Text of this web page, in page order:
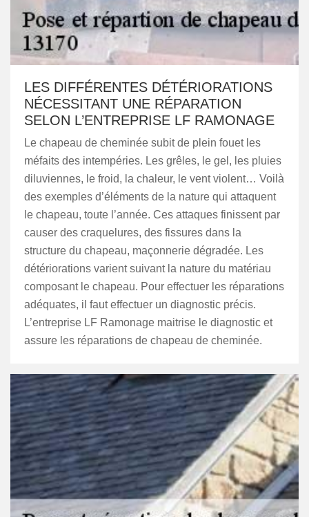
LES DIFFÉRENTES DÉTÉRIORATIONS
NÉCESSITANT UNE RÉPARATION
SELON L’ENTREPRISE LF RAMONAGE
Le chapeau de cheminée subit de plein fouet les
méfaits des intempéries. Les grêles, le gel, les pluies
diluviennes, le froid, la chaleur, le vent violent… Voilà
des exemples d’éléments de la nature qui attaquent
le chapeau, toute l’année. Ces attaques finissent par
causer des craquelures, des fissures dans la
structure du chapeau, maçonnerie dégradée. Les
détériorations varient suivant la nature du matériau
composant le chapeau. Pour effectuer les réparations
adéquates, il faut effectuer un diagnostic précis.
L’entreprise LF Ramonage maitrise le diagnostic et
assure les réparations de chapeau de cheminée.